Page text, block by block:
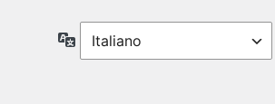
Lingua